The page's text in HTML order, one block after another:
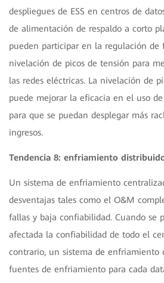
despliegues de ESS en centros de
de alimentación de respaldo a corto
pueden participar en la regulación de
nivelación de picos de tensión para
las redes eléctricas. La nivelación de
puede mejorar la eficacia en el uso
para que se puedan desplegar más
ingresos.
Tendencia 8: enfriamiento
Un sistema de enfriamiento
desventajas tales como el O&M
fallas y baja confiabilidad. Cuando se
afectada la confiabilidad de todo el
contrario, un sistema de enfriamiento
fuentes de enfriamiento para cada